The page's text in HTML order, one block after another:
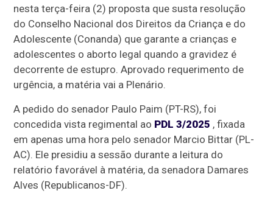
nesta terça-feira (2) proposta que susta resolução
do Conselho Nacional dos Direitos da Criança e do
Adolescente (Conanda) que garante a crianças e
adolescentes o aborto legal quando a gravidez é
decorrente de estupro. Aprovado requerimento de
urgência, a matéria vai a Plenário.
A pedido do senador Paulo Paim (PT-RS), foi
concedida vista regimental ao PDL 3/2025 , fixada
em apenas uma hora pelo senador Marcio Bittar (PL-
AC). Ele presidiu a sessão durante a leitura do
relatório favorável à matéria, da senadora Damares
Alves (Republicanos-DF).